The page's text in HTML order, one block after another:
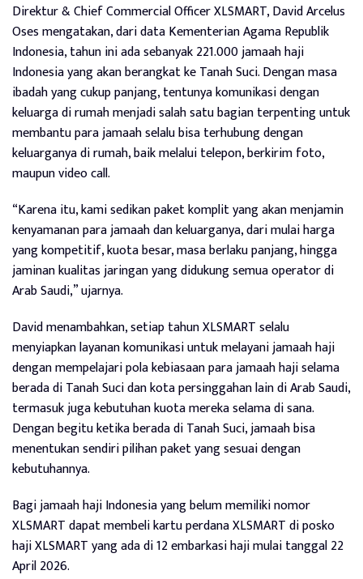
Direktur & Chief Commercial Officer XLSMART, David Arcelus
Oses mengatakan, dari data Kementerian Agama Republik
Indonesia, tahun ini ada sebanyak 221.000 jamaah haji
Indonesia yang akan berangkat ke Tanah Suci. Dengan masa
ibadah yang cukup panjang, tentunya komunikasi dengan
keluarga di rumah menjadi salah satu bagian terpenting untuk
membantu para jamaah selalu bisa terhubung dengan
keluarganya di rumah, baik melalui telepon, berkirim foto,
maupun video call.
“Karena itu, kami sedikan paket komplit yang akan menjamin
kenyamanan para jamaah dan keluarganya, dari mulai harga
yang kompetitif, kuota besar, masa berlaku panjang, hingga
jaminan kualitas jaringan yang didukung semua operator di
Arab Saudi,” ujarnya.
David menambahkan, setiap tahun XLSMART selalu
menyiapkan layanan komunikasi untuk melayani jamaah haji
dengan mempelajari pola kebiasaan para jamaah haji selama
berada di Tanah Suci dan kota persinggahan lain di Arab Saudi,
termasuk juga kebutuhan kuota mereka selama di sana.
Dengan begitu ketika berada di Tanah Suci, jamaah bisa
menentukan sendiri pilihan paket yang sesuai dengan
kebutuhannya.
Bagi jamaah haji Indonesia yang belum memiliki nomor
XLSMART dapat membeli kartu perdana XLSMART di posko
haji XLSMART yang ada di 12 embarkasi haji mulai tanggal 22
April 2026.